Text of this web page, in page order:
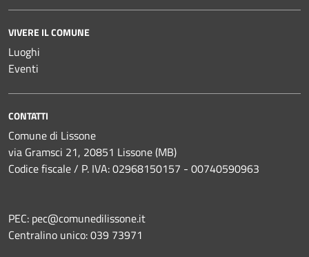
VIVERE IL COMUNE
Luoghi
Eventi
CONTATTI
Comune di Lissone
via Gramsci 21, 20851 Lissone (MB)
Codice fiscale / P. IVA: 02968150157 - 00740590963
PEC: pec@comunedilissone.it
Centralino unico:039 73971